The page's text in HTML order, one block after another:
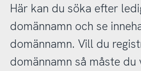
Här kan du söka efter
domännamn och se
domännamn. Vill du
domännamn så måste